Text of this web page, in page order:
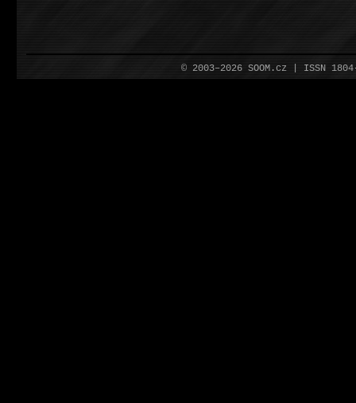
© 2003–2026 SOOM.cz | ISSN